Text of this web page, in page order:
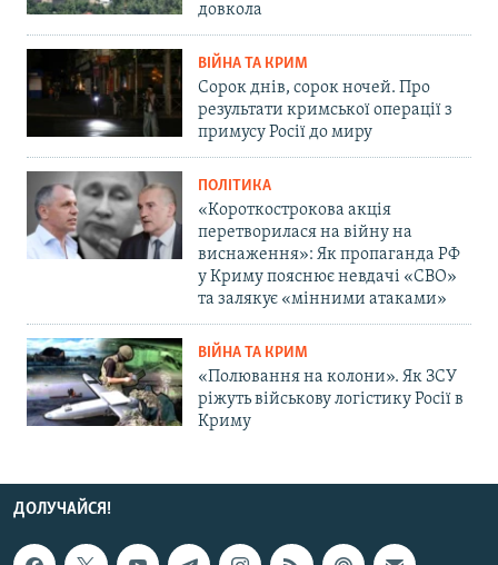
довкола
ВІЙНА ТА КРИМ
Сорок днів, сорок ночей. Про
результати кримської операції з
примусу Росії до миру
ПОЛІТИКА
«Короткострокова акція
перетворилася на війну на
виснаження»: Як пропаганда РФ
у Криму пояснює невдачі «СВО»
та залякує «мінними атаками»
ВІЙНА ТА КРИМ
«Полювання на колони». Як ЗСУ
ріжуть військову логістику Росії в
Криму
ДОЛУЧАЙСЯ!